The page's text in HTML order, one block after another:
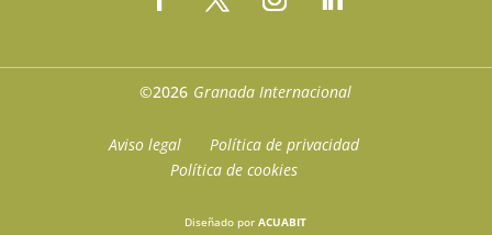
©2026 Granada Internacional
Aviso legal
Política de privacidad
Política de cookies
Diseñado porACUABIT